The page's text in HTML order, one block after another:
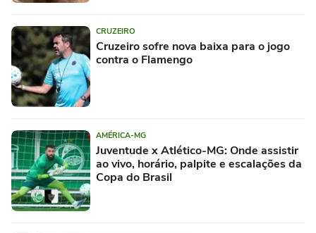
CRUZEIRO
Cruzeiro sofre nova baixa para o jogo
contra o Flamengo
AMÉRICA-MG
Juventude x Atlético-MG: Onde assistir
ao vivo, horário, palpite e escalações da
Copa do Brasil